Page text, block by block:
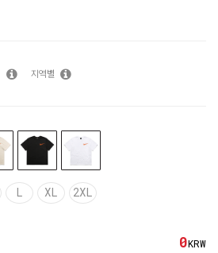
지역별
L XL 2XL
0KRW